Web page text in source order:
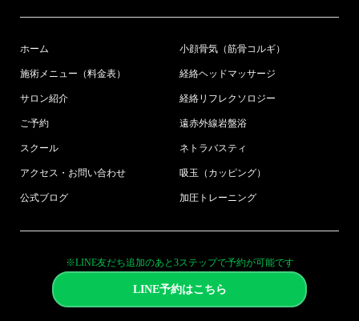
ホーム
施術メニュー（料金表）
サロン紹介
ご予約
スクール
アクセス・お問い合わせ
公式ブログ
小顔骨気（筋骨コルギ）
経絡ヘッドマッサージ
経絡リフレクソロジー
遠赤外線岩盤浴
ネトラバスティ
吸玉（カッピング）
加圧トレーニング
※LINE友だち追加のあと3ステップで予約が可能です
LINE予約はこちら